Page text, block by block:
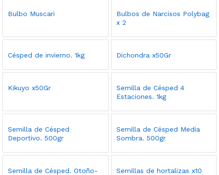
Bulbo Muscari
Bulbos de Narcisos Polybag
x 2
Césped de invierno. 1kg Dichondra x50Gr
Kikuyo x50Gr
Semilla de Césped 4
Estaciones. 1kg
Semilla de Césped
Deportivo. 500gr
Semilla de Césped Media
Sombra. 500gr
Semilla de Césped. Otoño-
Semillas de hortalizas x10